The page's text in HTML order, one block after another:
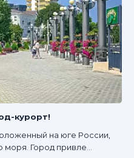
курорт!
на юге России,
Город привле...